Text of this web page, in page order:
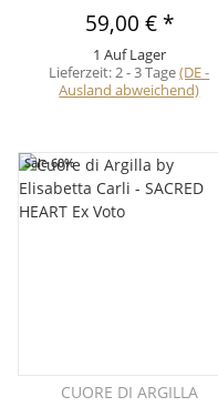
59,00 € *
1 Auf Lager
Lieferzeit:2 - 3 Tage(DE -
Ausland abweichend)
Sale 60%
CUORE DI ARGILLA